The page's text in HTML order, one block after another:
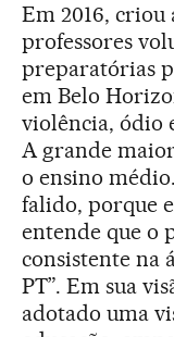
Em 2016, criou
professores
preparatórias
em Belo
violência, ódio
A grande
o ensino
falido, porque
entende que o
consistente na
PT”. Em sua
adotado uma